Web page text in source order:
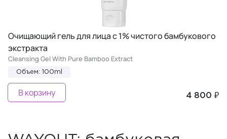
Очищающий гель для лица с 1% чистого бамбукового
экстракта
Cleansing Gel With Pure Bamboo Extract
Объем: 100ml
4 800 ₽
В корзину